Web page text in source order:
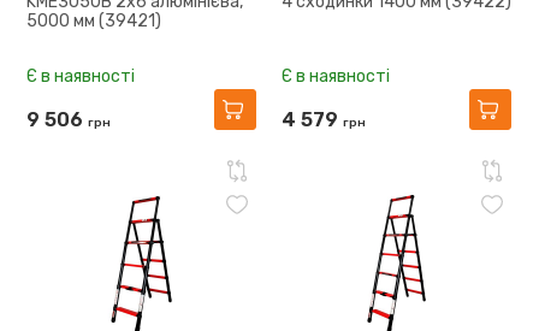
5000 мм (39421)
Є в наявності
9 506 грн
Є в наявності
4 579 грн